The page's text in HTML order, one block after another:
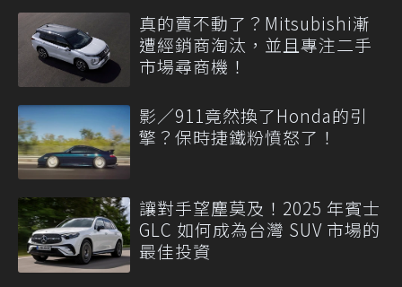
真的賣不動了？Mitsubishi漸
遭經銷商淘汰，並且專注二手
市場尋商機！
影／911竟然換了Honda的引
擎？保時捷鐵粉憤怒了！
讓對手望塵莫及！2025 年賓士
GLC 如何成為台灣 SUV 市場的
最佳投資